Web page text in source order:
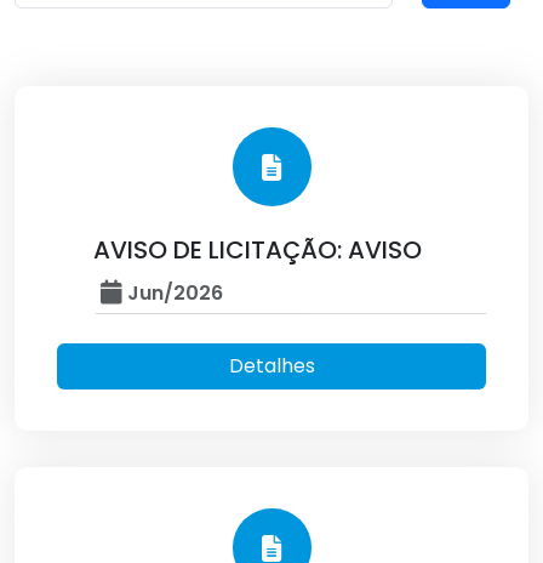
AVISO DE LICITAÇÃO: AVISO
Jun/2026
Detalhes